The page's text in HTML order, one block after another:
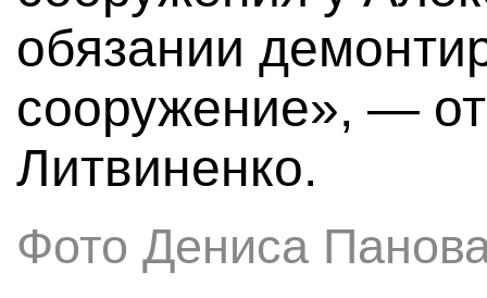
обязании
сооружение», —
Литвиненко.
Фото Дениса